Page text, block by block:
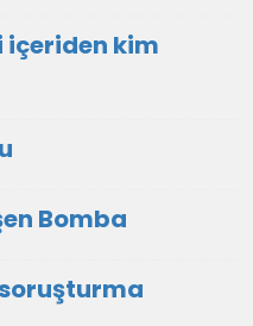
içeriden kim
Bomba